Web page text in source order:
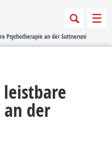
Psychotherapie an der Suttneruni
an der